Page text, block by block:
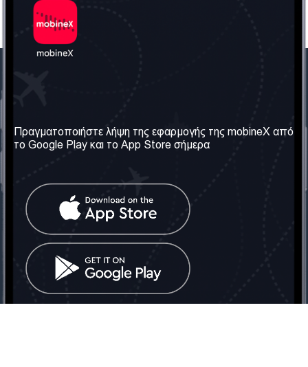
Σχετικά με εμάς
Οι Υπηρεσίες μας
Όροι & Προϋποθέσεις
Πολιτική Απορρήτου
Επικοινωνήστε μαζί μας
Ηνωμένο Βασίλειο: Λονδίνο
Τηλ: +442030340050
info@mobinex.com
Επικοινωνήστε μαζί μας
Κοινωνικά Δίκτυα
Πραγματοποιήστε λήψη της εφαρμογής της mobineX από
το Google Play και το App Store σήμερα